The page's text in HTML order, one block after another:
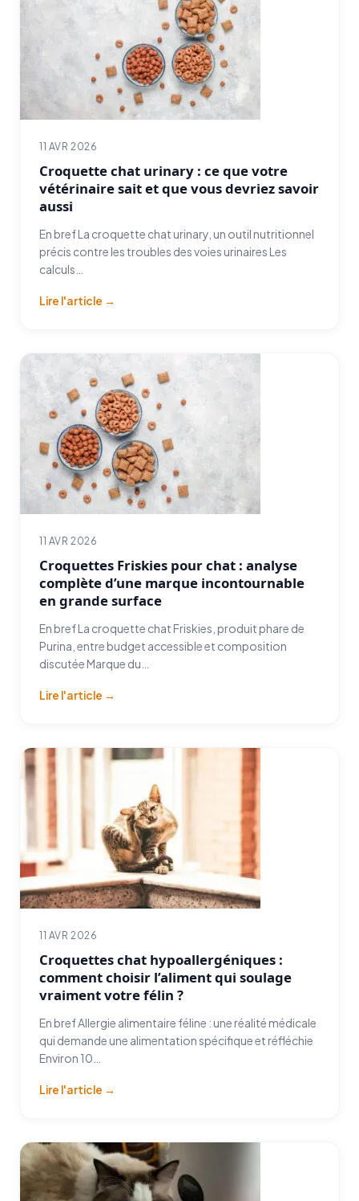
11 AVR 2026
Croquette chat urinary : ce que votre
vétérinaire sait et que vous devriez savoir
aussi
En bref La croquette chat urinary, un outil nutritionnel
précis contre les troubles des voies urinaires Les
calculs…
Lire l'article →
11 AVR 2026
Croquettes Friskies pour chat : analyse
complète d’une marque incontournable
en grande surface
En bref La croquette chat Friskies, produit phare de
Purina, entre budget accessible et composition
discutée Marque du…
Lire l'article →
11 AVR 2026
Croquettes chat hypoallergéniques :
comment choisir l’aliment qui soulage
vraiment votre félin ?
En bref Allergie alimentaire féline : une réalité médicale
qui demande une alimentation spécifique et réfléchie
Environ 10…
Lire l'article →